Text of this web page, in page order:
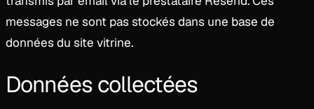
messages ne sont pas stockés dans une base de
données du site vitrine.
Données collectées